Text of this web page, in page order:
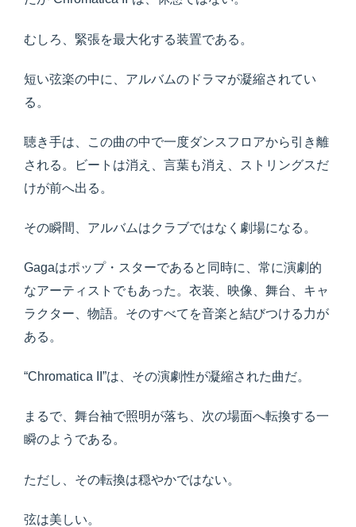
むしろ、緊張を最大化する装置である。
短い弦楽の中に、アルバムのドラマが凝縮されてい
る。
聴き手は、この曲の中で一度ダンスフロアから引き離
される。ビートは消え、言葉も消え、ストリングスだ
けが前へ出る。
その瞬間、アルバムはクラブではなく劇場になる。
Gagaはポップ・スターであると同時に、常に演劇的
なアーティストでもあった。衣装、映像、舞台、キャ
ラクター、物語。そのすべてを音楽と結びつける力が
ある。
“Chromatica II”は、その演劇性が凝縮された曲だ。
まるで、舞台袖で照明が落ち、次の場面へ転換する一
瞬のようである。
ただし、その転換は穏やかではない。
弦は美しい。